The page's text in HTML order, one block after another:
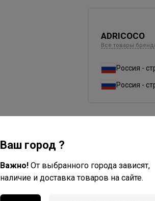
ADRICOCO
Все товары
Россия -
Россия -
Ваш город ?
Важно! От выбранного города зависят,
наличие и доставка товаров на сайте.